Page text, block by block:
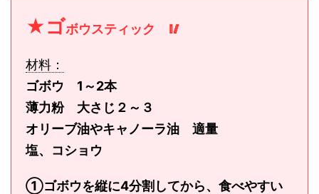
★ゴボウスティック 🥢
材料：
ゴボウ 1～2本
薄力粉 大さじ２～３
オリーブ油やキャノーラ油 適量
塩、コショウ
①ゴボウを縦に4分割してから、食べやすい